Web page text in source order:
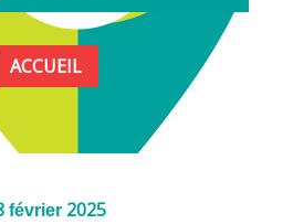
ACCUEIL
février 2025